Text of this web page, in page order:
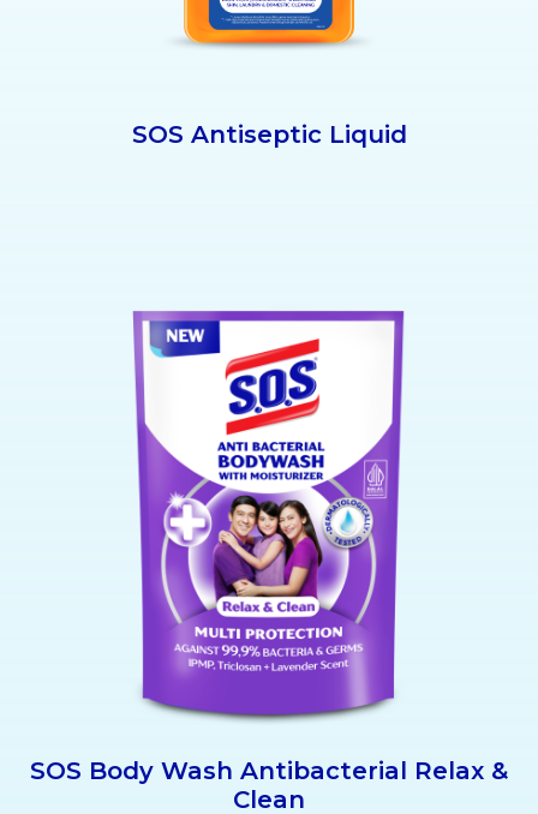
SOS Antiseptic Liquid
SOS Body Wash Antibacterial Relax &
Clean